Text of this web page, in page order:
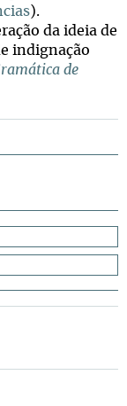
).
da ideia de
indignação
de